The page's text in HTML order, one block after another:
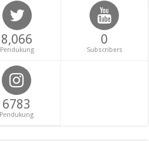
8,066
Pendukung
0
Subscribers
6783
Pendukung